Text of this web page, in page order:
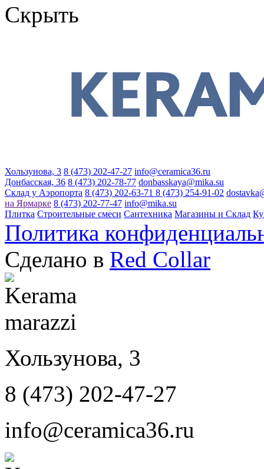
Скрыть
Хользунова, 3 8 (473) 202-47-27 info@ceramica36.ru
Донбасская, 36 8 (473) 202-78-77 donbasskaya@mika.su
Склад у Аэропорта 8 (473) 202-63-71 8 (473) 254-91-02
на Ярмарке 8 (473) 202-77-47 info@mika.su
Плитка Строительные смеси Сантехника Магазины и Склад
Политика
Сделано в Red Collar
Хользунова, 3
8 (473) 202-47-27
info@ceramica36.ru